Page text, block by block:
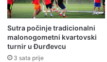
Sutra počinje tradicionalni
malonogometni kvartovski
turnir u Đurđevcu
3 sata prije